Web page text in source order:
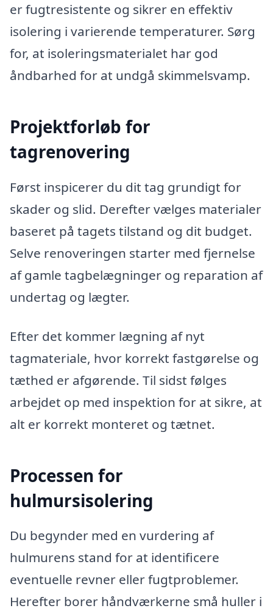
er fugtresistente og sikrer en effektiv
isolering i varierende temperaturer. Sørg
for, at isoleringsmaterialet har god
åndbarhed for at undgå skimmelsvamp.
Projektforløb for
tagrenovering
Først inspicerer du dit tag grundigt for
skader og slid. Derefter vælges materialer
baseret på tagets tilstand og dit budget.
Selve renoveringen starter med fjernelse
af gamle tagbelægninger og reparation af
undertag og lægter.
Efter det kommer lægning af nyt
tagmateriale, hvor korrekt fastgørelse og
tæthed er afgørende. Til sidst følges
arbejdet op med inspektion for at sikre, at
alt er korrekt monteret og tætnet.
Processen for
hulmursisolering
Du begynder med en vurdering af
hulmurens stand for at identificere
eventuelle revner eller fugtproblemer.
Herefter borer håndværkerne små huller i